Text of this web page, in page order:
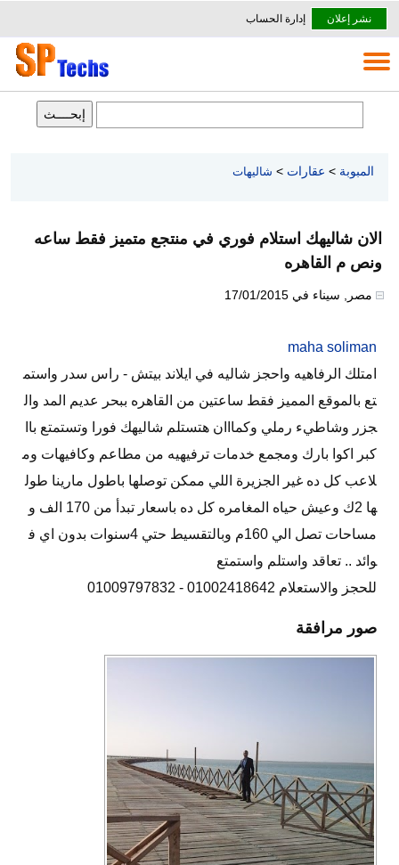
نشر إعلان إدارة الحساب
المبوبة > عقارات > شاليهات
الان شاليهك استلام فوري في منتجع متميز فقط ساعه
ونص م القاهره
مصر سيناء في 17/01/2015
maha soliman
امتلك الرفاهيه واحجز شاليه في ايلاند بيتش - راس سدر واستم
تع بالموقع المميز فقط ساعتين من القاهره ببحر عديم المد وال
جزر وشاطيء رملي وكمااان هتستلم شاليهك فورا وتستمتع باا
كبر اكوا بارك ومجمع خدمات ترفيهيه من مطاعم وكافيهات وم
لاعب كل ده غير الجزيرة اللي ممكن توصلها باطول مارينا طول
ها 2ك وعيش حياه المغامره كل ده باسعار تبدأ من 170 الف و
مساحات تصل الي 160م وبالتقسيط حتي 4سنوات بدون اي ف
وائد .. تعاقد واستلم واستمتع
للحجز والاستعلام 01002418642 - 01009797832
صور مرافقة